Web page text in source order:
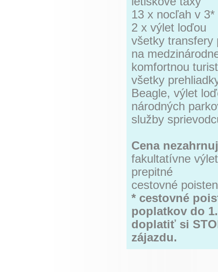
13 x nocľah v
2 x výlet loďou
všetky transfery
na
komfortnou
všetky
Beagle, výlet
národných
služby
Cena
fakultatívne
prepitné
cestovné
* cestovné
poplatkov do
doplatiť si
zájazdu.